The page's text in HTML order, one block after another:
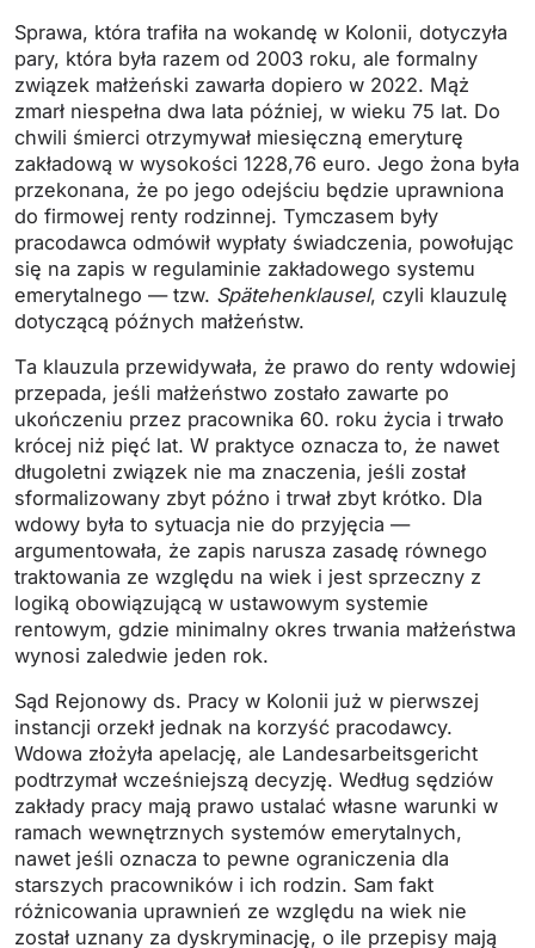
Sprawa, która trafiła na wokandę w Kolonii, dotyczyła
pary, która była razem od 2003 roku, ale formalny
związek małżeński zawarła dopiero w 2022. Mąż
zmarł niespełna dwa lata później, w wieku 75 lat. Do
chwili śmierci otrzymywał miesięczną emeryturę
zakładową w wysokości 1228,76 euro. Jego żona była
przekonana, że po jego odejściu będzie uprawniona
do firmowej renty rodzinnej. Tymczasem były
pracodawca odmówił wypłaty świadczenia, powołując
się na zapis w regulaminie zakładowego systemu
emerytalnego — tzw. Spätehenklausel, czyli klauzulę
dotyczącą późnych małżeństw.
Ta klauzula przewidywała, że prawo do renty wdowiej
przepada, jeśli małżeństwo zostało zawarte po
ukończeniu przez pracownika 60. roku życia i trwało
krócej niż pięć lat. W praktyce oznacza to, że nawet
długoletni związek nie ma znaczenia, jeśli został
sformalizowany zbyt późno i trwał zbyt krótko. Dla
wdowy była to sytuacja nie do przyjęcia —
argumentowała, że zapis narusza zasadę równego
traktowania ze względu na wiek i jest sprzeczny z
logiką obowiązującą w ustawowym systemie
rentowym, gdzie minimalny okres trwania małżeństwa
wynosi zaledwie jeden rok.
Sąd Rejonowy ds. Pracy w Kolonii już w pierwszej
instancji orzekł jednak na korzyść pracodawcy.
Wdowa złożyła apelację, ale Landesarbeitsgericht
podtrzymał wcześniejszą decyzję. Według sędziów
zakłady pracy mają prawo ustalać własne warunki w
ramach wewnętrznych systemów emerytalnych,
nawet jeśli oznacza to pewne ograniczenia dla
starszych pracowników i ich rodzin. Sam fakt
różnicowania uprawnień ze względu na wiek nie
został uznany za dyskryminację, o ile przepisy mają